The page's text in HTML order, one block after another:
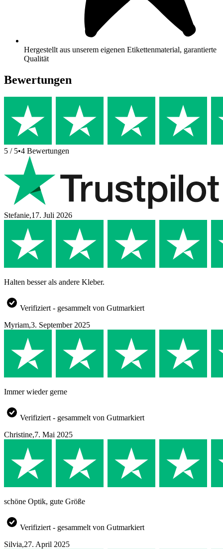
Hergestellt aus unserem eigenen Etikettenmaterial, garantierte
Qualität
Bewertungen
5 / 5•4 Bewertungen
Stefanie,17. Juli 2026
Halten besser als andere Kleber.
Verifiziert - gesammelt von Gutmarkiert
Myriam,3. September 2025
Immer wieder gerne
Verifiziert - gesammelt von Gutmarkiert
Christine,7. Mai 2025
schöne Optik, gute Größe
Verifiziert - gesammelt von Gutmarkiert
Silvia,27. April 2025